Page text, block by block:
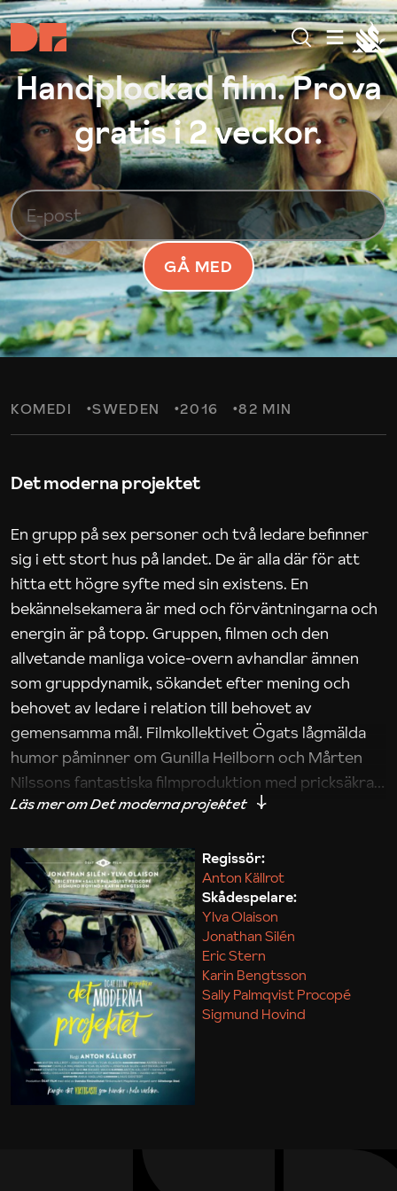
Handplockad film. Prova
gratis i 2 veckor.
GÅ MED
KOMEDI SWEDEN 2016 82 MIN
Det moderna projektet
En grupp på sex personer och två ledare befinner
sig i ett stort hus på landet. De är alla där för att
hitta ett högre syfte med sin existens. En
bekännelsekamera är med och förväntningarna och
energin är på topp. Gruppen, filmen och den
allvetande manliga voice-overn avhandlar ämnen
som gruppdynamik, sökandet efter mening och
behovet av ledare i relation till behovet av
gemensamma mål. Filmkollektivet Ögats lågmälda
humor påminner om Gunilla Heilborn och Mårten
Nilssons fantastiska filmproduktion med pricksäkra
iakttagelser om hur svårt det kan vara att omsätta
Maja Kekonius
Regissör:
Anton Källrot
Skådespelare:
Ylva Olaison
Jonathan Silén
Eric Stern
Karin Bengtsson
Sally Palmqvist Procopé
Sigmund Hovind